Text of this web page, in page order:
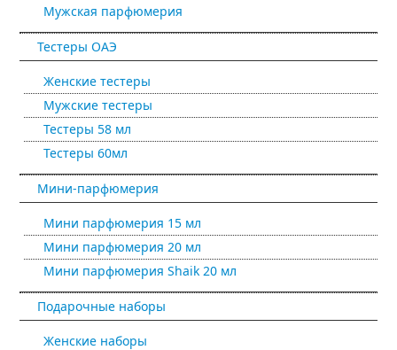
Мужская парфюмерия
Тестеры ОАЭ
Женские тестеры
Мужские тестеры
Тестеры 58 мл
Тестеры 60мл
Мини-парфюмерия
Мини парфюмерия 15 мл
Мини парфюмерия 20 мл
Мини парфюмерия Shaik 20 мл
Подарочные наборы
Женские наборы